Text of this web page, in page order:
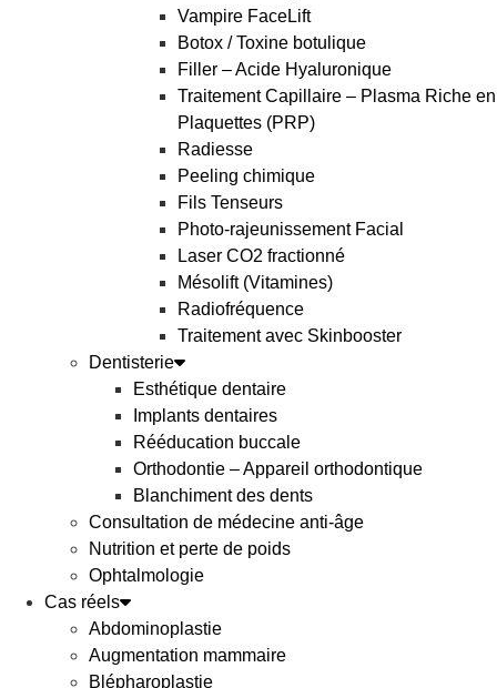
Vampire FaceLift
Botox / Toxine botulique
Filler – Acide Hyaluronique
Traitement Capillaire – Plasma Riche en
Plaquettes (PRP)
Radiesse
Peeling chimique
Fils Tenseurs
Photo-rajeunissement Facial
Laser CO2 fractionné
Mésolift (Vitamines)
Radiofréquence
Traitement avec Skinbooster
Dentisterie
Esthétique dentaire
Implants dentaires
Rééducation buccale
Orthodontie – Appareil orthodontique
Blanchiment des dents
Consultation de médecine anti-âge
Nutrition et perte de poids
Ophtalmologie
Cas réels
Abdominoplastie
Augmentation mammaire
Blépharoplastie